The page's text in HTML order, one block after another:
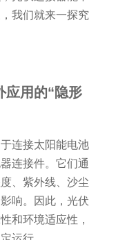
我们就来一探究
应用的“隐形
连接太阳能电池
连接件。它们通
、紫外线、沙尘
响。因此，光伏
和环境适应性，